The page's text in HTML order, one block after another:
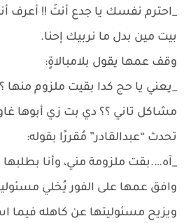
_احترم نفسك يا جدع أنتَ !! أعرف
بيت مين بدل ما نربيك إحنا.
وقف عمها يقول بلامبالاةٍ:
_يعني يا حج كدا بقيت ملزوم
مشاكل تاني ؟؟ دي بت زي أبوها
تحدث “عبدالقادر” مُقررًا بقوله:
_آه….بقت ملزومة مني، وأنا
وافق عمها على الفور يُخلي
ويزيح مسئوليتها عن كاهله فيما